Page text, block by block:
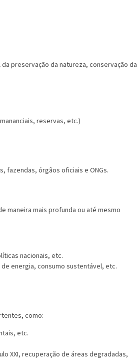
preservação da natureza, conservação da
reservas, etc.)
fazendas, órgãos oficiais e ONGs.
maneira mais profunda ou até mesmo
nacionais, etc.
energia, consumo sustentável, etc.
como:
etc.
XXI, recuperação de áreas degradadas,